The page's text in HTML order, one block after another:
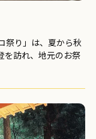
祭り」は、夏から秋
を訪れ、地元のお祭